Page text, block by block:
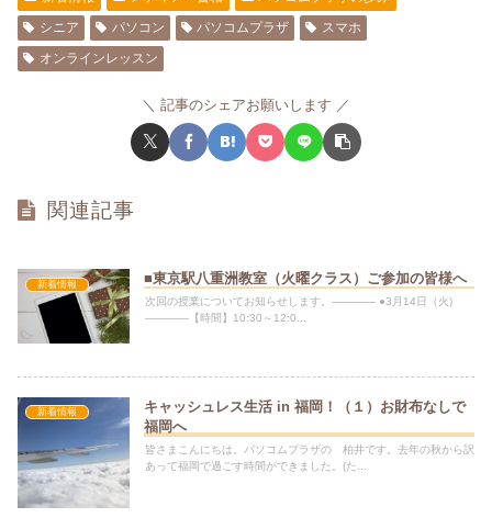
シニア
パソコン パソコムプラザ
スマホ
オンラインレッスン
記事のシェアお願いします
関連記事
新着情報 ■東京駅八重洲教室（火曜クラス）ご参加の皆様へ
次回の授業についてお知らせします。———— ●3月14日（火)
————【時間】10:30～12:0...
新着情報
キャッシュレス生活 in 福岡！（１）お財布なしで
福岡へ
皆さまこんにちは。パソコムプラザの 柏井です。去年の秋から訳
あって福岡で過ごす時間ができました。(た...